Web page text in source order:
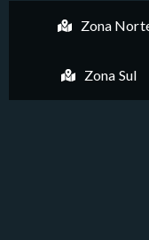
Zona
Zona Sul